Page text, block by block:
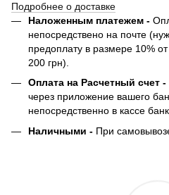
Подробнее о доставке
Наложенным платежем -
непосредствено на почте
предоплату в размере 10%
200 грн).
Оплата на Расчетный счет -
через приложение вашего
непосредственно в кассе
Наличными - При